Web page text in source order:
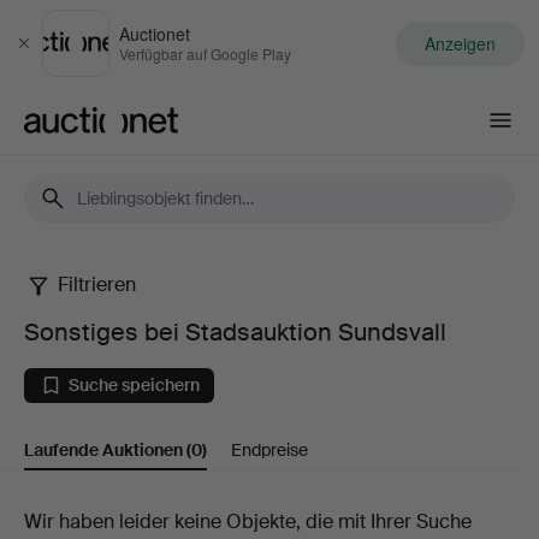
Schließen
Auctionet
Verfügbar auf Google Play Anzeigen
Sonstiges
bei
Stadsauktion
Sundsvall
Filtrieren
Sonstiges bei Stadsauktion Sundsvall
Suche speichern
Laufende Auktionen(0) Endpreise
Laufende
Wir haben leider keine Objekte, die mit Ihrer Suche